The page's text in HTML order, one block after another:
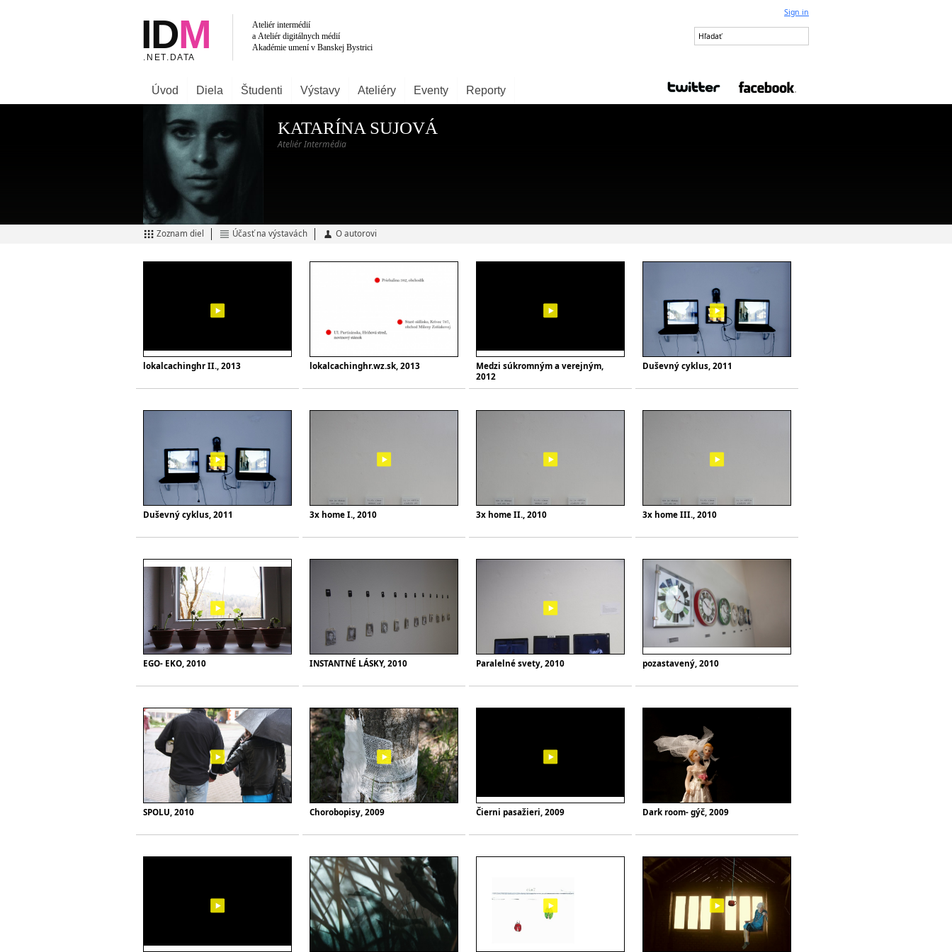
Sign in
Úvod Diela Študenti Výstavy Ateliéry Eventy Reporty
KATARÍNA SUJOVÁ
Ateliér Intermédia
Zoznam diel Účasť na výstavách O autorovi
lokalcachinghr II., 2013 lokalcachinghr.wz.sk, 2013
Medzi súkromným a verejným,
2012
Duševný cyklus, 2011
Duševný cyklus, 2011 3x home I., 2010 3x home II., 2010 3x home III., 2010
EGO- EKO, 2010 INSTANTNÉ LÁSKY, 2010 Paralelné svety, 2010 pozastavený, 2010
SPOLU, 2010 Chorobopisy, 2009 Čierni pasažieri, 2009 Dark room- gýč, 2009